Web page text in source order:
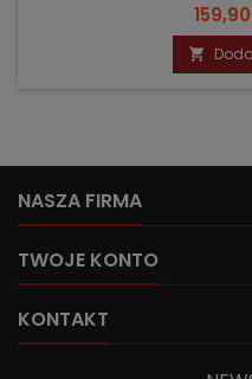
Cena
159,90

NASZA FIRMA
TWOJE KONTO
KONTAKT